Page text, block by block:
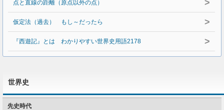
点と直線の距離（原点以外の点） >
仮定法（過去） もし～だったら >
『西遊記』とは わかりやすい世界史用語2178 >
世界史
先史時代